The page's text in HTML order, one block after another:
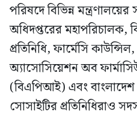
পরিষদে বিভিন্ন
অধিদপ্তরের মহাপরিচালক,
প্রতিনিধি, ফার্মেসি
অ্যাসোসিয়েশন অব
(বিএপিআই) এবং বাংলাদেশ
সোসাইটির প্রতিনিধিরাও